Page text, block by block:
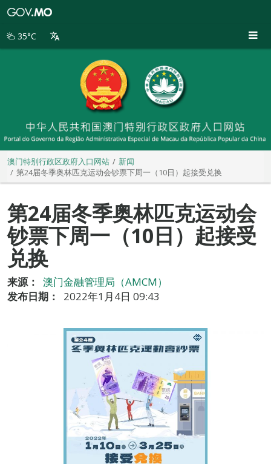
别
35°C
澳门特别行政区政府入口网站
新闻
第24届冬季奥林匹克运动会钞票下周一（10日）起接受兑换
第24届冬季奥林匹克运动会
钞票下周一（10日）起接受
兑换
来源：
澳门金融管理局（AMCM）
发布日期：
2022年1月4日 09:43